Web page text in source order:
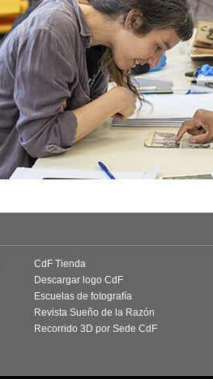
CdF Tienda
Descargar logo CdF
Escuelas de fotografía
Revista Sueño de la Razón
Recorrido 3D por Sede CdF